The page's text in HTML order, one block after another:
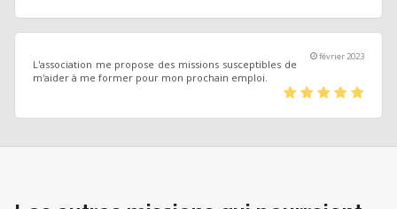
février 2023
L'association me propose des missions susceptibles de
m'aider à me former pour mon prochain emploi.
(*)(*)(*)(*)(*)